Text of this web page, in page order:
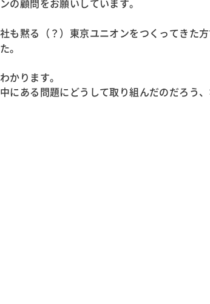
の顧問をお願いしています。
も黙る（？）東京ユニオンをつくってきた
。
かります。
にある問題にどうして取り組んだのだろう